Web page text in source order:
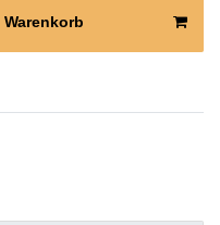
Warenkorb